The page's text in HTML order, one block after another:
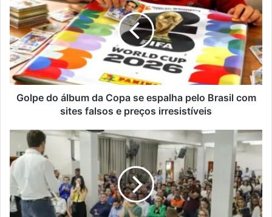
álbum
da
Copa
se
espalha
pelo
Brasil
com
e
preços
irresistíveis
Golpe do álbum da Copa se espalha pelo Brasil com
sites falsos e preços irresistíveis
Muçum
primeira
estadual
a
criar